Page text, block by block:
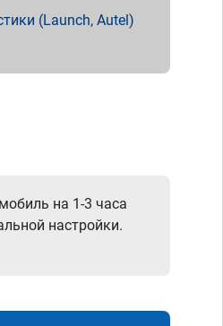
(Launch, Autel)
на 1-3 часа
настройки.